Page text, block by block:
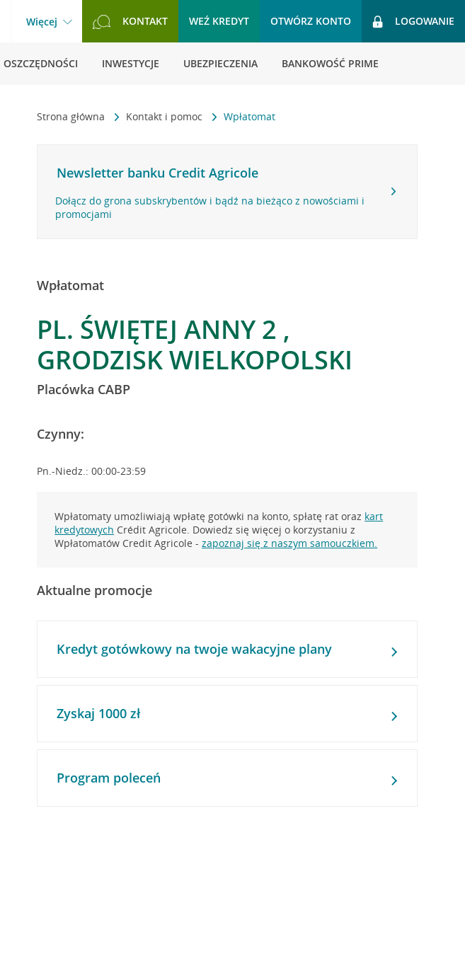
Więcej KONTAKT WEŹ KREDYT OTWÓRZ KONTO LOGOWANIE
OSZCZĘDNOŚCI INWESTYCJE UBEZPIECZENIA BANKOWOŚĆ PRIME
Strona główna Kontakt i pomoc Wpłatomat
Newsletter banku Credit Agricole
Dołącz do grona subskrybentów i bądź na bieżąco z nowościami i
promocjami
Wpłatomat
PL. ŚWIĘTEJ ANNY 2 ,
GRODZISK WIELKOPOLSKI
Placówka CABP
Czynny:
Pn.-Niedz.: 00:00-23:59
Wpłatomaty umożliwiają wpłatę gotówki na konto, spłatę rat oraz kart
kredytowych Crédit Agricole. Dowiedz się więcej o korzystaniu z
Wpłatomatów Credit Agricole -zapoznaj się z naszym samouczkiem.
Aktualne promocje
Kredyt gotówkowy na twoje wakacyjne plany
Zyskaj 1000 zł
Program poleceń